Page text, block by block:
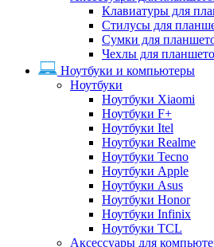
Клавиатуры для
Стилусы для
Сумки для
Чехлы для
Ноутбуки и компьютеры
Ноутбуки
Ноутбуки Xiaomi
Ноутбуки F+
Ноутбуки Itel
Ноутбуки Realme
Ноутбуки Tecno
Ноутбуки Apple
Ноутбуки Asus
Ноутбуки Honor
Ноутбуки Infinix
Ноутбуки TCL
Аксессуары для